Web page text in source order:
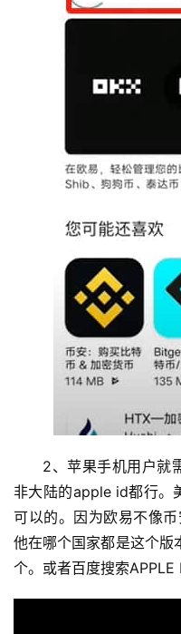
2、苹果手机用户就
非大陆的apple id都行。
可以的。因为欧易不像币
他在哪个国家都是这个版
个。或者百度搜索APPLE